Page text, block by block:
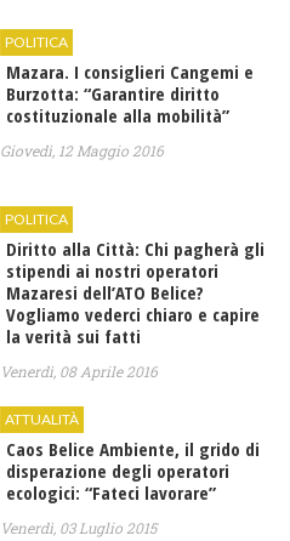
POLITICA
Mazara. I consiglieri Cangemi e
Burzotta: “Garantire diritto
costituzionale alla mobilità”
Giovedì, 12 Maggio 2016
POLITICA
Diritto alla Città: Chi pagherà gli
stipendi ai nostri operatori
Mazaresi dell’ATO Belice?
Vogliamo vederci chiaro e capire
la verità sui fatti
Venerdì, 08 Aprile 2016
ATTUALITÀ
Caos Belice Ambiente, il grido di
disperazione degli operatori
ecologici: “Fateci lavorare”
Venerdì, 03 Luglio 2015